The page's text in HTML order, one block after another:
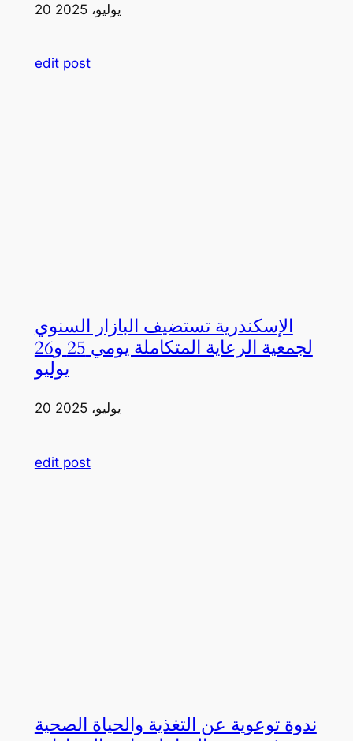
20 يوليو، 2025
edit post
الإسكندرية تستضيف البازار السنوي
لجمعية الرعاية المتكاملة يومي 25 و26
يوليو
20 يوليو، 2025
edit post
ندوة توعوية عن التغذية والحياة الصحية